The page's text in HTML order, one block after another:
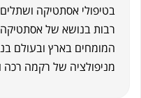
אסתטיקה ושתלים. ד"ר
בנושא של אסתטיקה
בארץ ובעולם בנושא
של רקמה רכה וכן